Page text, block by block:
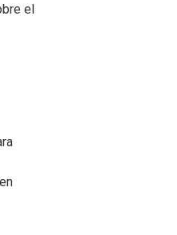
el